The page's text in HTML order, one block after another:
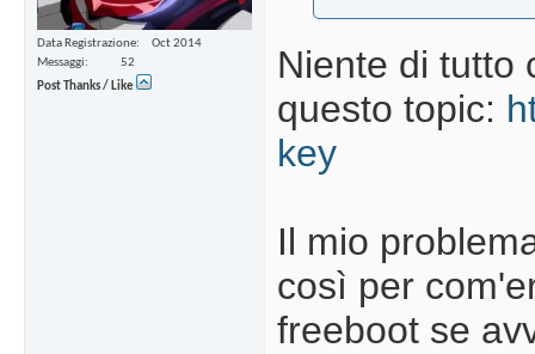
Data Registrazione
Oct 2014
Messaggi
52
Post Thanks / Like
Niente di tutto
questo topic:
key
Il mio
così per
freeboot se